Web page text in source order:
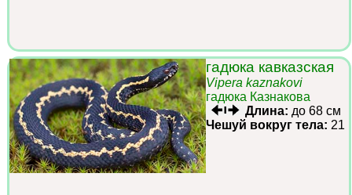
гадюка кавказская
Vipera kaznakovi
гадюка Казнакова
Длина: до 68 см
Чешуй вокруг тела: 21